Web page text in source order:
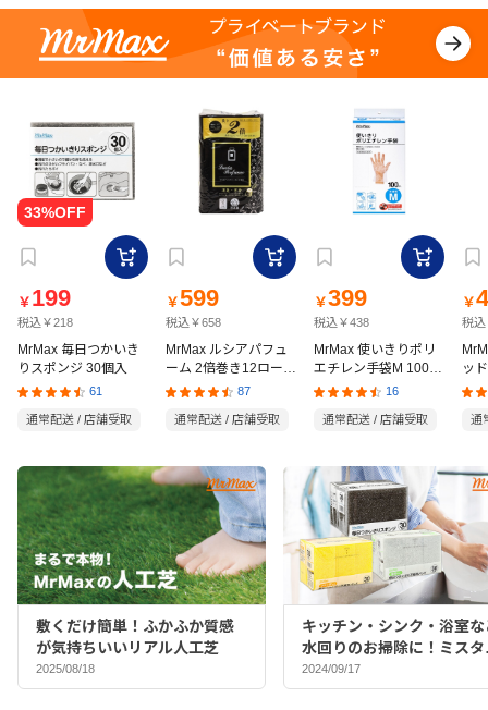
￥ 199
税込￥218
MrMax 毎日つかいき
りスポンジ 30個入
61
通常配送 / 店舗受取
￥599
税込￥658
MrMax ルシアパフュ
ーム 2倍巻き12ロール
ダブル
87
通常配送 / 店舗受取
￥399
税込￥438
MrMax 使いきりポリ
エチレン手袋M 100枚
入
16
通常配送 / 店舗受取
￥
税込
ッ
の
通
敷くだけ簡単！ふかふか質感
が気持ちいいリアル人工芝
2025/08/18
キッチン・シンク・浴室な
水回りのお掃除に！ミスタ
マックスバイヤーおすすめ
ポンジ♪
2024/09/17